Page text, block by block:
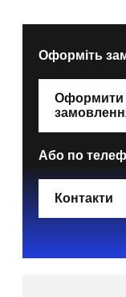
Оформіть
Оформити
Або по
Контакти